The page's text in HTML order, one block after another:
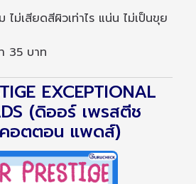
ไม่เสียดสีผิวเท่าไร แน่น ไม่เป็นขุย
35 บาท
EXCEPTIONAL
(ดิออร์ เพรสตีช
คอตตอน แพดส์)